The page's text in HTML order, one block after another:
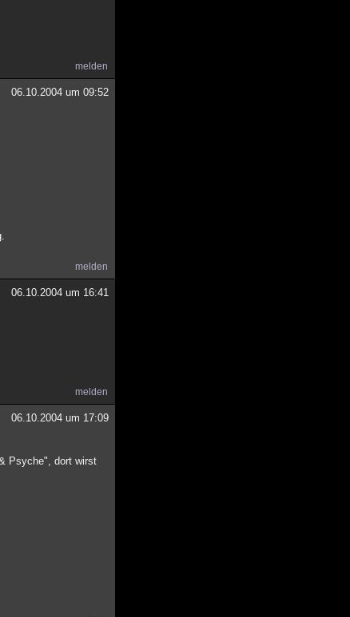
melden
06.10.2004 um 09:52
melden
06.10.2004 um 16:41
melden
06.10.2004 um 17:09
Psyche", dort wirst